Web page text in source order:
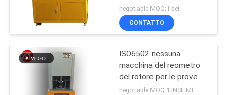
macchina della vite di
gomma del gemello per
PA del PC del PVC
negotiable MOQ:1 set
CONTATTO
ISO6502 nessuna
macchina del reometro
del rotore per le prove
della gomma
negotiable MOQ:1 INSIEME